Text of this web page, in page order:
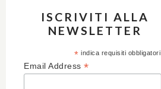
ISCRIVITI ALLA
NEWSLETTER
* indica requisiti obbligatori
Email Address *